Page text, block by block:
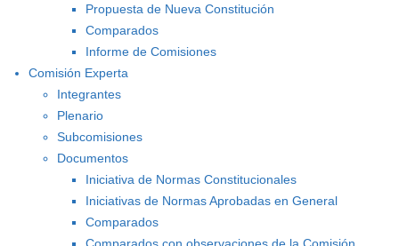
Propuesta de Nueva Constitución
Comparados
Informe de Comisiones
Comisión Experta
Integrantes
Plenario
Subcomisiones
Documentos
Iniciativa de Normas Constitucionales
Iniciativas de Normas Aprobadas en General
Comparados